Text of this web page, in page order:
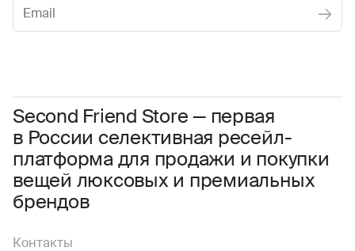
Second Friend Store — первая
в России селективная ресейл-
платформа для продажи и покупки
вещей люксовых и премиальных
брендов
Контакты
Соглашаюсь с условиями Пользовательского соглашения
Даю согласие на получение рекламной информации.